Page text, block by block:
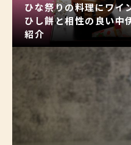
ひな祭りの料理にワ
ひし餅と相性の良い中
紹介